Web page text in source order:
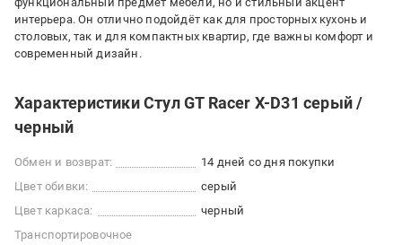
интерьера. Он отлично подойдёт как для просторных кухонь и
столовых, так и для компактных квартир, где важны комфорт и
современный дизайн.
Характеристики Стул GT Racer X-D31 серый /
черный
Обмен и возврат:
14 дней со дня покупки
Цвет обивки:
серый
Цвет каркаса:
черный
Транспортировочное